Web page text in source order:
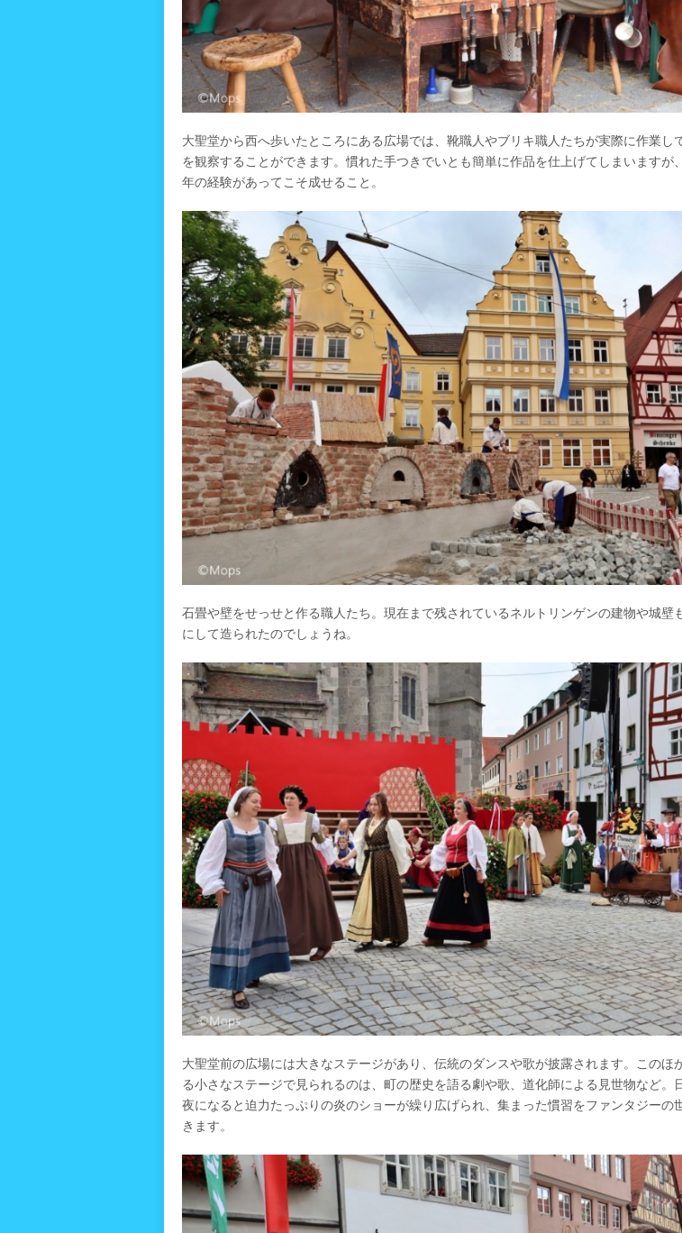
大聖堂から西へ歩いたところにある広場では、靴職人やブリキ職人たちが実際に作業し
を観察することができます。慣れた手つきでいとも簡単に作品を仕上げてしまいますが
年の経験があってこそ成せること。
石畳や壁をせっせと作る職人たち。現在まで残されているネルトリンゲンの建物や城壁
にして造られたのでしょうね。
大聖堂前の広場には大きなステージがあり、伝統のダンスや歌が披露されます。このほ
る小さなステージで見られるのは、町の歴史を語る劇や歌、道化師による見世物など。
夜になると迫力たっぷりの炎のショーが繰り広げられ、集まった慣習をファンタジーの
きます。